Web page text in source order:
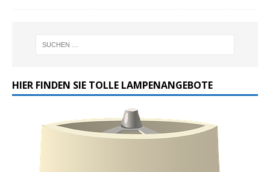
HIER FINDEN SIE TOLLE LAMPENANGEBOTE